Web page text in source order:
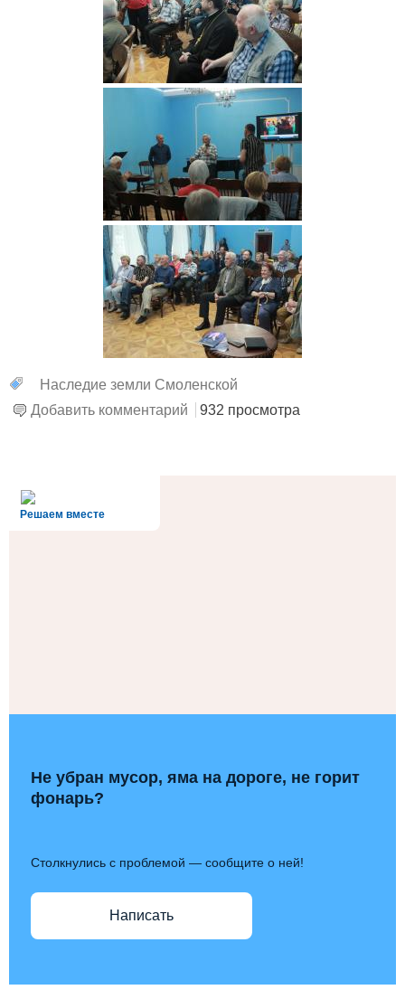
Наследие земли Смоленской
Добавить комментарий
932 просмотра
Решаем вместе
Не убран мусор, яма на дороге, не горит
фонарь?
Столкнулись с проблемой — сообщите о ней!
Написать